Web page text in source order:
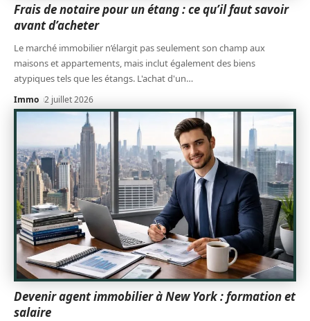
Frais de notaire pour un étang : ce qu’il faut savoir
avant d’acheter
Le marché immobilier n’élargit pas seulement son champ aux
maisons et appartements, mais inclut également des biens
atypiques tels que les étangs. L'achat d'un…
Immo 2 juillet 2026
Devenir agent immobilier à New York : formation et
salaire